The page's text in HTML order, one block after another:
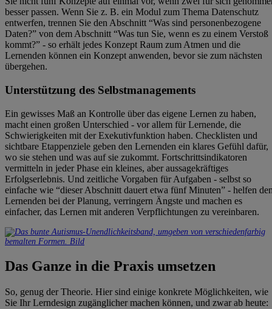
besser passen. Wenn Sie z. B. ein Modul zum Thema Datenschutz
entwerfen, trennen Sie den Abschnitt “Was sind personenbezogene
Daten?” von dem Abschnitt “Was tun Sie, wenn es zu einem Verstoß
kommt?” - so erhält jedes Konzept Raum zum Atmen und die
Lernenden können ein Konzept anwenden, bevor sie zum nächsten
übergehen.
Unterstützung des Selbstmanagements
Ein gewisses Maß an Kontrolle über das eigene Lernen zu haben,
macht einen großen Unterschied - vor allem für Lernende, die
Schwierigkeiten mit der Exekutivfunktion haben. Checklisten und
sichtbare Etappenziele geben den Lernenden ein klares Gefühl dafür,
wo sie stehen und was auf sie zukommt. Fortschrittsindikatoren
vermitteln in jeder Phase ein kleines, aber aussagekräftiges
Erfolgserlebnis. Und zeitliche Vorgaben für Aufgaben - selbst so
einfache wie “dieser Abschnitt dauert etwa fünf Minuten” - helfen
Lernenden bei der Planung, verringern Ängste und machen es
einfacher, das Lernen mit anderen Verpflichtungen zu vereinbaren.
Das Ganze in die Praxis umsetzen
So, genug der Theorie. Hier sind einige konkrete Möglichkeiten, wie
Sie Ihr Lerndesign zugänglicher machen können, und zwar ab heute: